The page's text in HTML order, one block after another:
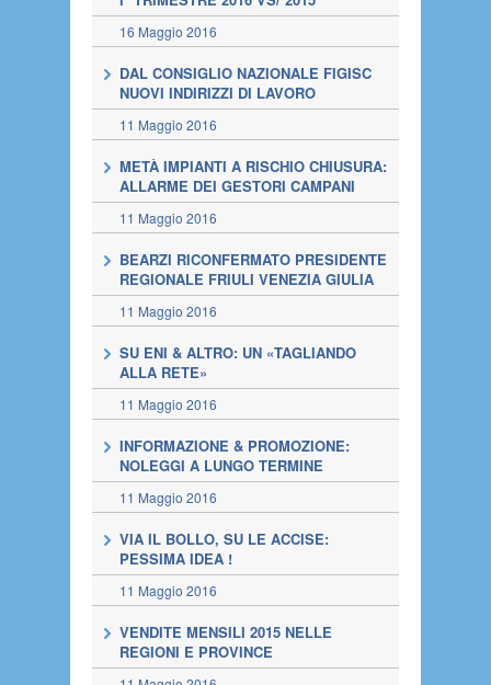
16 Maggio 2016
DAL CONSIGLIO NAZIONALE FIGISC
NUOVI INDIRIZZI DI LAVORO
11 Maggio 2016
METÀ IMPIANTI A RISCHIO CHIUSURA:
ALLARME DEI GESTORI CAMPANI
11 Maggio 2016
BEARZI RICONFERMATO PRESIDENTE
REGIONALE FRIULI VENEZIA GIULIA
11 Maggio 2016
SU ENI & ALTRO: UN «TAGLIANDO
ALLA RETE»
11 Maggio 2016
INFORMAZIONE & PROMOZIONE:
NOLEGGI A LUNGO TERMINE
11 Maggio 2016
VIA IL BOLLO, SU LE ACCISE:
PESSIMA IDEA !
11 Maggio 2016
VENDITE MENSILI 2015 NELLE
REGIONI E PROVINCE